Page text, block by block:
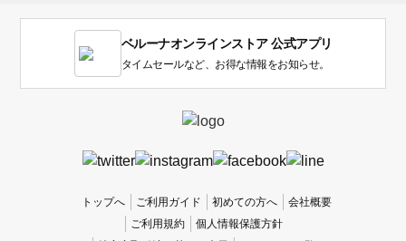
ベルーナオンラインストア 公式アプリ
タイムセールなど、お得な情報をお知らせ。
トップへ ご利用ガイド 初めての方へ
会社概要
ご利用規約
個人情報保護方針